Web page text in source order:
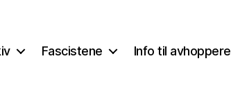
Fascistene Info til avhoppere